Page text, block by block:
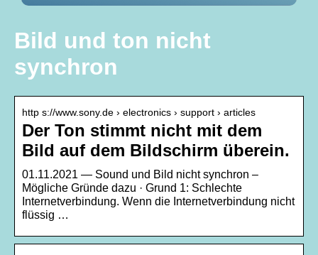
Bild und ton nicht
synchron
http s://www.sony.de › electronics › support › articles
Der Ton stimmt nicht mit dem
Bild auf dem Bildschirm überein.
01.11.2021 — Sound und Bild nicht synchron –
Mögliche Gründe dazu · Grund 1: Schlechte
Internetverbindung. Wenn die Internetverbindung nicht
flüssig …